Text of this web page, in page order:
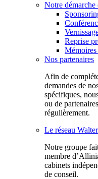
Notre démarche
Reprise
Nos partenaires
Afin de
demandes de
spécifiques,
ou de
régulièrement.
Le réseau
Notr​e groupe
membre
cabinets
de conseil.